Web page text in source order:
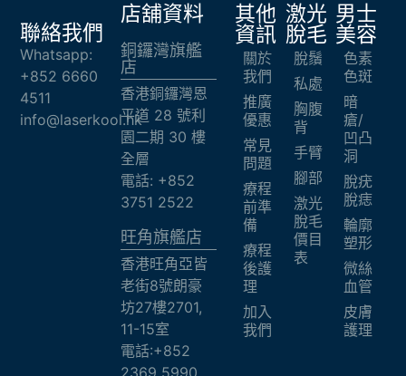
激光
脫毛
脫鬚
私處
胸腹
背
手臂
腳部
激光
脫毛
價目
表
男士
美容
色素
色斑
暗
瘡/
凹凸
洞
脫疣
脫痣
輪廓
塑形
微絲
血管
皮膚
護理
其他
資訊
關於
我們
推廣
優惠
常見
問題
療程
前準
備
療程
後護
理
加入
我們
店舖資料
銅鑼灣旗艦
店
香港銅鑼灣恩
平道 28 號利
園二期 30 樓
全層
電話: +852
3751 2522
旺角旗艦店​
香港旺角亞皆
老街8號朗豪
坊27樓2701,
11-15室
電話:+852
聯絡我們
Whatsapp:
+852 6660
4511
info@laserkool.hk